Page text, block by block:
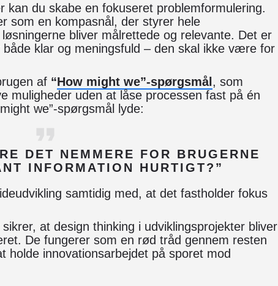
kan du skabe en fokuseret problemformulering.
som en kompasnål, der styrer hele
bliver målrettede og relevante. Det er
klar og meningsfuld – den skal ikke være for
af “How might we”-spørgsmål , som
muligheder uden at låse processen fast på én
we”-spørgsmål lyde:
DET NEMMERE FOR BRUGERNE
INFORMATION HURTIGT?”
samtidig med, at det fastholder fokus
at design thinking i udviklingsprojekter bliver
De fungerer som en rød tråd gennem resten
innovationsarbejdet på sporet mod